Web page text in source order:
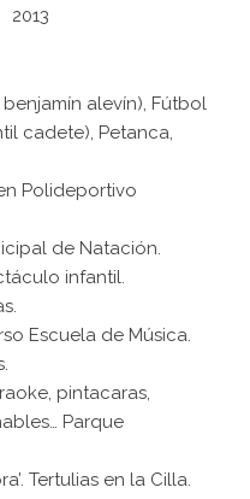
2013
alevín), Fútbol
cadete), Petanca,
Polideportivo
de Natación.
infantil.
Escuela de Música.
pintacaras,
Parque
Tertulias en la Cilla.